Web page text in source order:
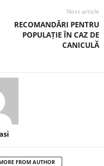
Next article
RECOMANDĂRI PENTRU
POPULAȚIE ÎN CAZ DE
CANICULĂ
FROM AUTHOR